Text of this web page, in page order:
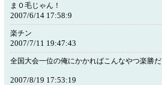
ま０毛じゃん！
2007/6/14 17:58:9
楽チン
2007/7/11 19:47:43
全国大会一位の俺にかかればこんなやつ楽勝だ
2007/8/19 17:53:19